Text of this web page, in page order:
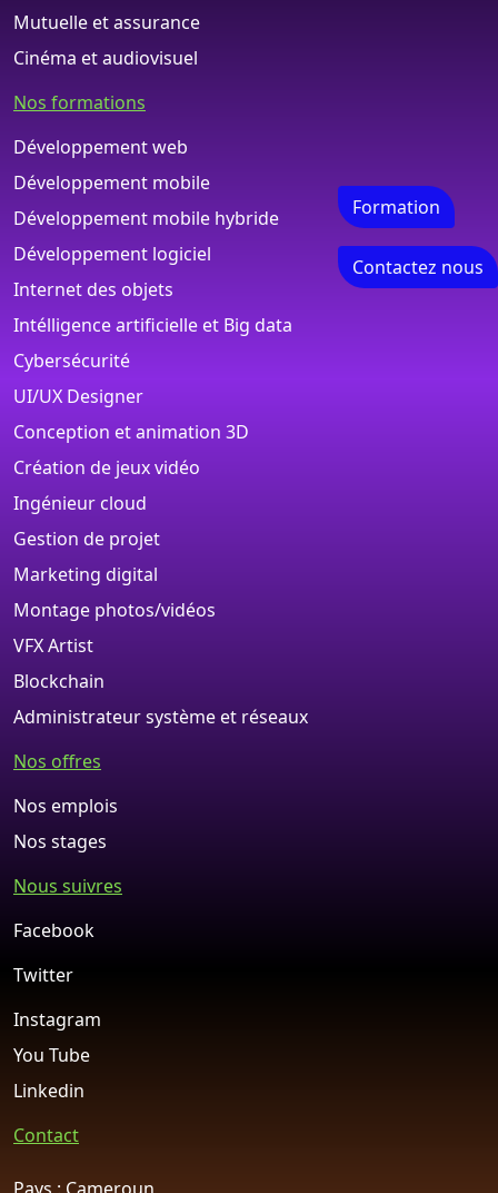
Formation
Contactez nous
Mutuelle et assurance
Cinéma et audiovisuel
Nos formations
Développement web
Développement mobile
Développement mobile hybride
Développement logiciel
Internet des objets
Intélligence artificielle et Big data
Cybersécurité
UI/UX Designer
Conception et animation 3D
Création de jeux vidéo
Ingénieur cloud
Gestion de projet
Marketing digital
Montage photos/vidéos
VFX Artist
Blockchain
Administrateur système et réseaux
Nos offres
Nos emplois
Nos stages
Nous suivres
Facebook
Twitter
Instagram
You Tube
Linkedin
Contact